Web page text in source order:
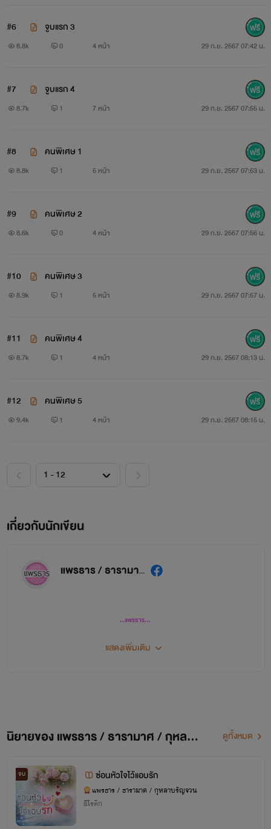
#6 จูบแรก 3
8.8k 0 4 หน้า 29 ก.ย. 2567 07:42 น.
#7 จูบแรก 4
8.7k 1 7 หน้า 29 ก.ย. 2567 07:55 น.
#8 คนพิเศษ 1
8.8k 1 5 หน้า 29 ก.ย. 2567 07:53 น.
#9 คนพิเศษ 2
8.6k 0 4 หน้า 29 ก.ย. 2567 07:56 น.
#10 คนพิเศษ 3
8.9k 1 5 หน้า 29 ก.ย. 2567 07:57 น.
#11 คนพิเศษ 4
8.7k 1 4 หน้า 29 ก.ย. 2567 08:13 น.
#12 คนพิเศษ 5
9.4k 1 4 หน้า 29 ก.ย. 2567 08:15 น.
เกี่ยวกับนักเขียน
แพรธาร / ธารามาศ / กุหลาบรัญจวน
...แพรธาร...
บางช่วงมีหายไปบ้างเพราะงานเยอะจริงๆ
เนื้อหาก็อาจจะถูกใจบ้างและไม่ถูกใจบ้างก็ขออภัยไว้ล่วงหน้านะคะ อ่านเอาสนุกเอาอรรถรส
แสดงเพิ่มเติม
นิยายของ แพรธาร / ธารามาศ / กุหลาบรัญจวน ดูทั้งหมด
จบ ซ่อนหัวใจไว้แอบรัก
แพรธาร / ธารามาศ / กุหลาบรัญจวน
อีโรติก